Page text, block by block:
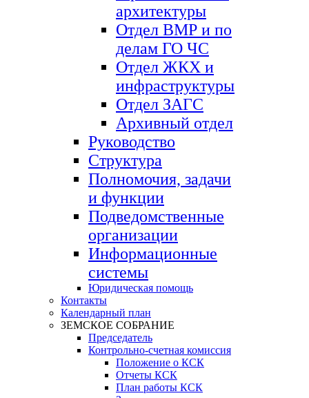
архитектуры
Отдел ВМР и по
делам ГО ЧС
Отдел ЖКХ и
инфраструктуры
Отдел ЗАГС
Архивный отдел
Руководство
Структура
Полномочия, задачи
и функции
Подведомственные
организации
Информационные
системы
Юридическая помощь
Контакты
Календарный план
ЗЕМСКОЕ СОБРАНИЕ
Председатель
Контрольно-счетная комиссия
Положение о КСК
Отчеты КСК
План работы КСК